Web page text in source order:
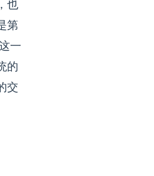
也
第
一
的
交